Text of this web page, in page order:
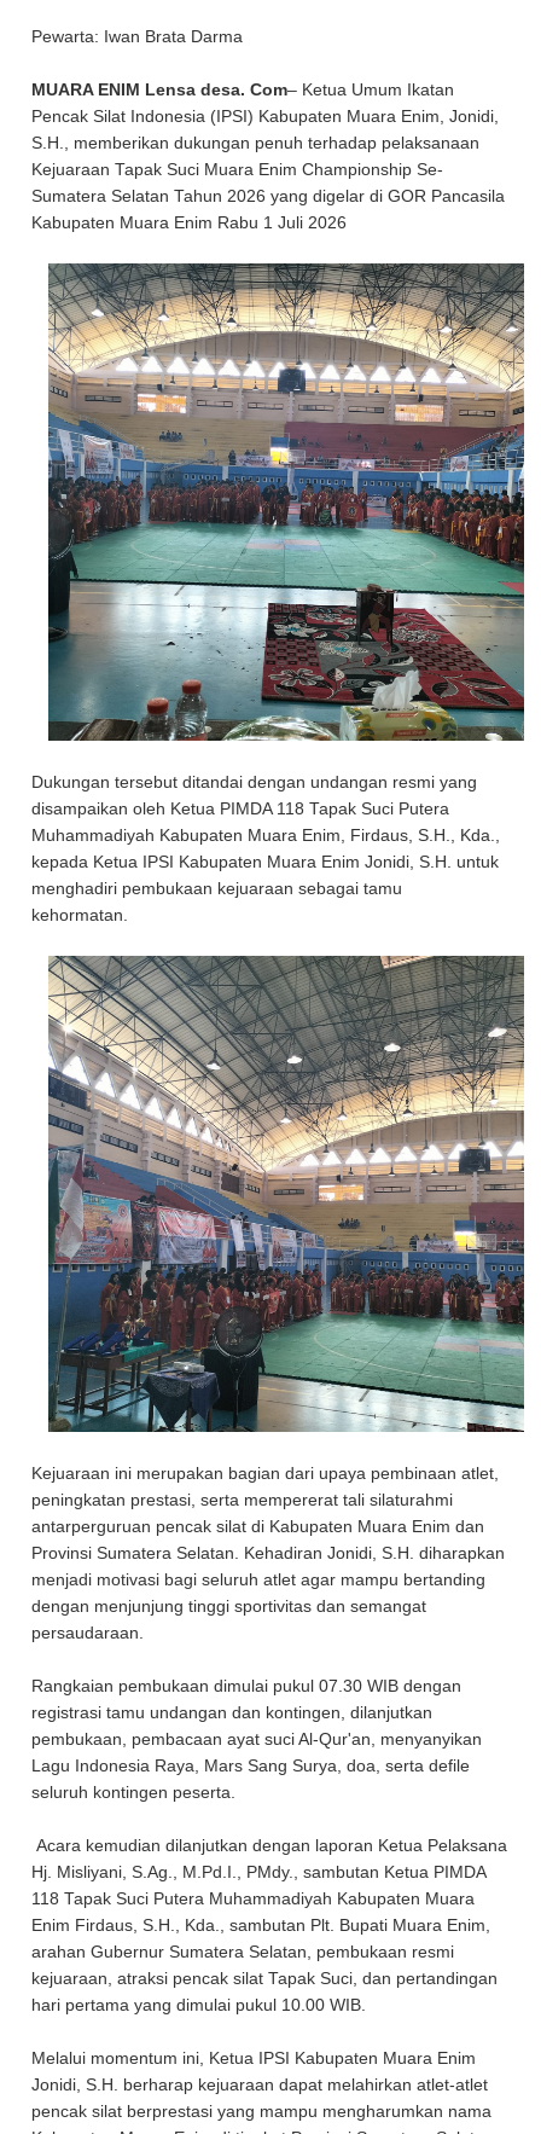
Pewarta: Iwan Brata Darma
MUARA ENIM Lensa desa. Com– Ketua Umum Ikatan
Pencak Silat Indonesia (IPSI) Kabupaten Muara Enim, Jonidi,
S.H., memberikan dukungan penuh terhadap pelaksanaan
Kejuaraan Tapak Suci Muara Enim Championship Se-
Sumatera Selatan Tahun 2026 yang digelar di GOR Pancasila
Kabupaten Muara Enim Rabu 1 Juli 2026
Dukungan tersebut ditandai dengan undangan resmi yang
disampaikan oleh Ketua PIMDA 118 Tapak Suci Putera
Muhammadiyah Kabupaten Muara Enim, Firdaus, S.H., Kda.,
kepada Ketua IPSI Kabupaten Muara Enim Jonidi, S.H. untuk
menghadiri pembukaan kejuaraan sebagai tamu
kehormatan.
Kejuaraan ini merupakan bagian dari upaya pembinaan atlet,
peningkatan prestasi, serta mempererat tali silaturahmi
antarperguruan pencak silat di Kabupaten Muara Enim dan
Provinsi Sumatera Selatan. Kehadiran Jonidi, S.H. diharapkan
menjadi motivasi bagi seluruh atlet agar mampu bertanding
dengan menjunjung tinggi sportivitas dan semangat
persaudaraan.
Rangkaian pembukaan dimulai pukul 07.30 WIB dengan
registrasi tamu undangan dan kontingen, dilanjutkan
pembukaan, pembacaan ayat suci Al-Qur'an, menyanyikan
Lagu Indonesia Raya, Mars Sang Surya, doa, serta defile
seluruh kontingen peserta.
Acara kemudian dilanjutkan dengan laporan Ketua Pelaksana
Hj. Misliyani, S.Ag., M.Pd.I., PMdy., sambutan Ketua PIMDA
118 Tapak Suci Putera Muhammadiyah Kabupaten Muara
Enim Firdaus, S.H., Kda., sambutan Plt. Bupati Muara Enim,
arahan Gubernur Sumatera Selatan, pembukaan resmi
kejuaraan, atraksi pencak silat Tapak Suci, dan pertandingan
hari pertama yang dimulai pukul 10.00 WIB.
Melalui momentum ini, Ketua IPSI Kabupaten Muara Enim
Jonidi, S.H. berharap kejuaraan dapat melahirkan atlet-atlet
pencak silat berprestasi yang mampu mengharumkan nama